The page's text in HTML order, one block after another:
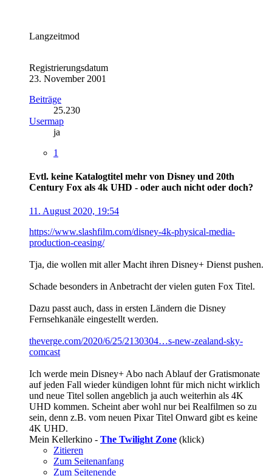
Langzeitmod
Registrierungsdatum
23. November 2001
Beiträge
25.230
Usermap
ja
1
Evtl. keine Katalogtitel mehr von Disney und 20th
Century Fox als 4k UHD - oder auch nicht oder doch?
11. August 2020, 19:54
https://www.slashfilm.com/disney-4k-physical-media-
production-ceasing/
Tja, die wollen mit aller Macht ihren Disney+ Dienst pushen.
Schade besonders in Anbetracht der vielen guten Fox Titel.
Dazu passt auch, dass in ersten Ländern die Disney
Fernsehkanäle eingestellt werden.
theverge.com/2020/6/25/2130304…s-new-zealand-sky-
comcast
Ich werde mein Disney+ Abo nach Ablauf der Gratismonate
auf jeden Fall wieder kündigen lohnt für mich nicht wirklich
und neue Titel sollen angeblich ja auch weiterhin als 4K
UHD kommen. Scheint aber wohl nur bei Realfilmen so zu
sein, denn z.B. vom neuen Pixar Titel Onward gibt es keine
4K UHD.
Mein Kellerkino - The Twilight Zone (klick)
Zitieren
Zum Seitenanfang
Zum Seitenende